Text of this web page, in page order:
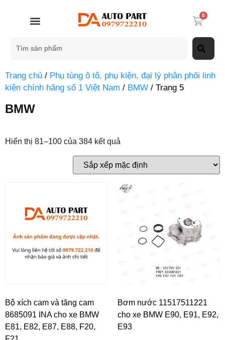
0
Trang chủ / Phụ tùng ô tô, phụ kiện, đại lý phân phối linh
kiện chính hãng số 1 Việt Nam / BMW / Trang 5
BMW
Hiển thị 81–100 của 384 kết quả
Bộ xích cam và tăng cam
8685091 INA cho xe BMW
E81, E82, E87, E88, F20,
Bơm nước 11517511221
cho xe BMW E90, E91, E92,
E93